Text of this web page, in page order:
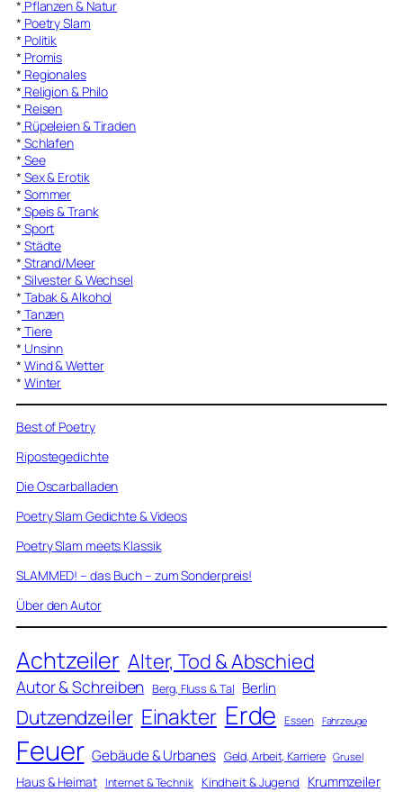
* Pflanzen & Natur
* Poetry Slam
* Politik
* Promis
* Regionales
* Religion & Philo
* Reisen
* Rüpeleien & Tiraden
* Schlafen
* See
* Sex & Erotik
* Sommer
* Speis & Trank
* Sport
* Städte
* Strand/Meer
* Silvester & Wechsel
* Tabak & Alkohol
* Tanzen
* Tiere
* Unsinn
* Wind & Wetter
* Winter
Best of Poetry
Ripostegedichte
Die Oscarballaden
Poetry Slam Gedichte & Videos
Poetry Slam meets Klassik
SLAMMED! – das Buch – zum Sonderpreis!
Über den Autor
Achtzeiler Alter, Tod & Abschied
Autor & Schreiben Berg, Fluss & Tal Berlin
Dutzendzeiler Einakter Erde Essen Fahrzeuge
Feuer Gebäude & Urbanes Geld, Arbeit, Karriere Grusel
Haus & Heimat Internet & Technik Kindheit & Jugend Krummzeiler